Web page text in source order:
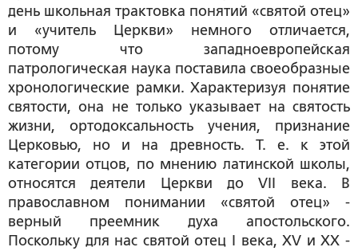
день школьная трактовка понятий «святой отец»
и «учитель Церкви» немного отличается,
потому что западноевропейская
патрологическая наука поставила своеобразные
хронологические рамки. Характеризуя понятие
святости, она не только указывает на святость
жизни, ортодоксальность учения, признание
Церковью, но и на древность. Т. е. к этой
категории отцов, по мнению латинской школы,
относятся деятели Церкви до VII века. В
православном понимании «святой отец» -
верный преемник духа апостольского.
Поскольку для нас святой отец I века, XV и XX -